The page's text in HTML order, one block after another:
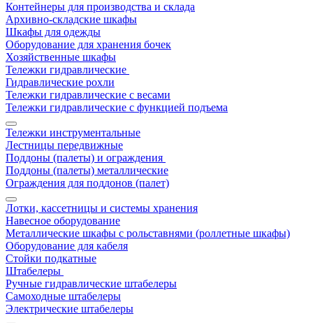
Контейнеры для производства и склада
Архивно-складские шкафы
Шкафы для одежды
Оборудование для хранения бочек
Хозяйственные шкафы
Тележки гидравлические
Гидравлические рохли
Тележки гидравлические с весами
Тележки гидравлические с функцией подъема
Тележки инструментальные
Лестницы передвижные
Поддоны (палеты) и ограждения
Поддоны (палеты) металлические
Ограждения для поддонов (палет)
Лотки, кассетницы и системы хранения
Навесное оборудование
Металлические шкафы с рольставнями (роллетные шкафы)
Оборудование для кабеля
Стойки подкатные
Штабелеры
Ручные гидравлические штабелеры
Самоходные штабелеры
Электрические штабелеры